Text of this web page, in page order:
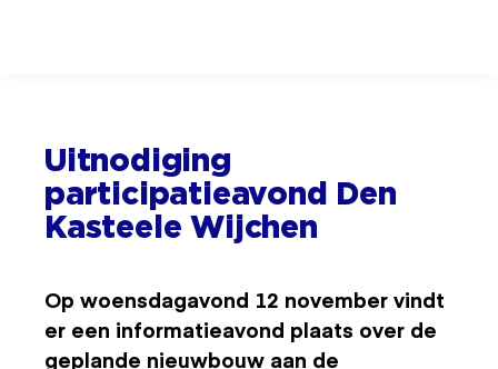
Uitnodiging
participatieavond Den
Kasteele Wijchen
Op woensdagavond 12 november vindt
er een informatieavond plaats over de
geplande nieuwbouw aan de